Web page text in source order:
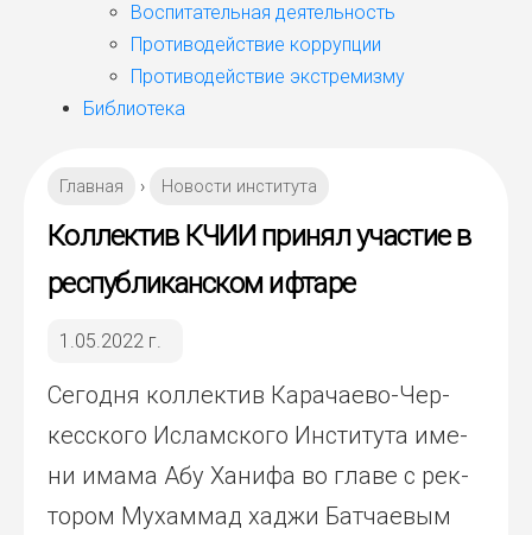
Воспитательная деятельность
Противодействие коррупции
Противодействие экстремизму
Библиотека
Главная › Новости института
Коллектив КЧИИ принял участие в
республиканском ифтаре
1.05.2022 г.
Сего­дня кол­лек­тив Кара­чае­во-Чер­
кес­ско­го Ислам­ско­го Инсти­ту­та име­
ни има­ма Абу Хани­фа во гла­ве с рек­
то­ром Мухам­мад хаджи Бат­чае­вым